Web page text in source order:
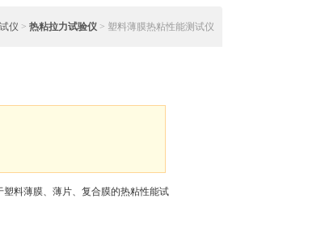
仪 > 热粘拉力试验仪 > 塑料薄膜热粘性能测试仪
料薄膜、薄片、复合膜的热粘性能试